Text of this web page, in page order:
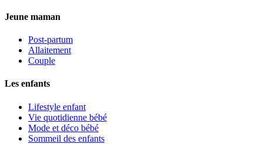
Jeune maman
Post-partum
Allaitement
Couple
Les enfants
Lifestyle enfant
Vie quotidienne bébé
Mode et déco bébé
Sommeil des enfants